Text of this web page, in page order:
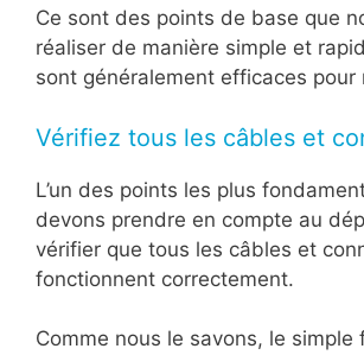
Ce sont des points de base que
réaliser de manière simple et
sont généralement efficaces pour
Vérifiez tous les câbles et
L’un des points les plus
devons prendre en compte au
vérifier que tous les câbles et
fonctionnent correctement.
Comme nous le savons, le simple